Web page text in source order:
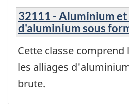
32111 - Aluminium et
d'aluminium sous
Cette classe
les alliages
brute.